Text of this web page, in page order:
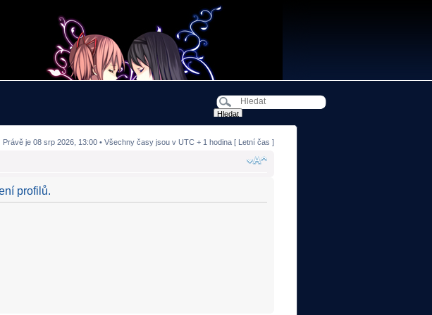
Právě je 08 srp 2026, 13:00 • Všechny časy jsou v UTC + 1 hodina [ Letní čas ]
profilů.